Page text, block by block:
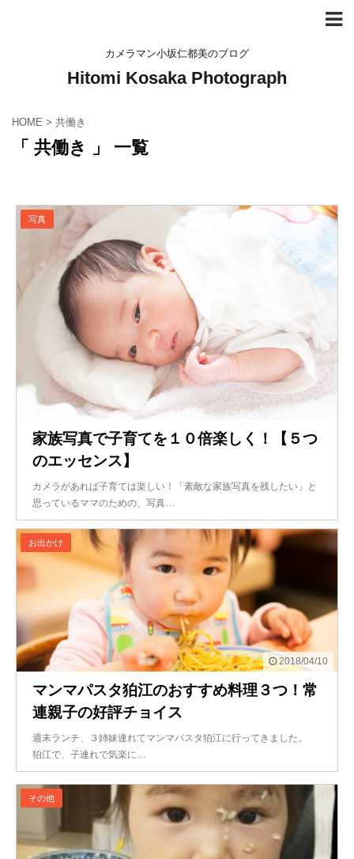
カメラマン小坂仁都美のブログ
Hitomi Kosaka Photograph
HOME > 共働き
「 共働き 」 一覧
写真
家族写真で子育てを１０倍楽しく！【５つ
のエッセンス】
カメラがあれば子育ては楽しい！「素敵な家族写真を残したい」と
思っているママのための、写真…
2018/04/10
お出かけ
マンマパスタ狛江のおすすめ料理３つ！常
連親子の好評チョイス
週末ランチ、３姉妹連れてマンマパスタ狛江に行ってきました。
狛江で、子連れで気楽に…
その他